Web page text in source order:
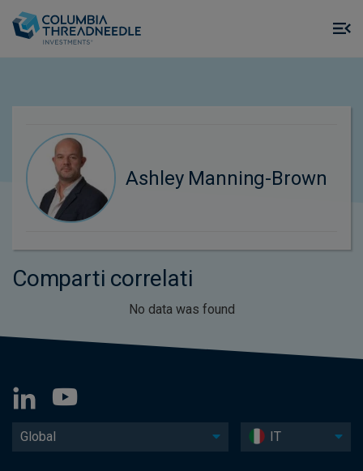
Ashley Manning-Brown
Comparti correlati
No data was found
Global IT